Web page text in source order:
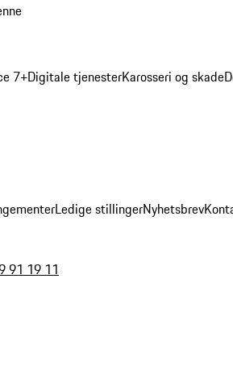
7+Digitale tjenesterKarosseri og skade
Ledige stillingerNyhetsbrev
91 19 11